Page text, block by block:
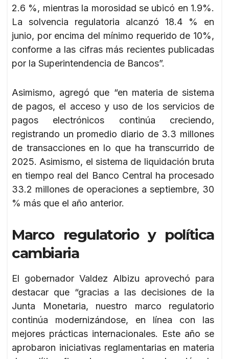
2.6 %, mientras la morosidad se ubicó en 1.9%.
La solvencia regulatoria alcanzó 18.4 % en
junio, por encima del mínimo requerido de 10%,
conforme a las cifras más recientes publicadas
por la Superintendencia de Bancos”.
Asimismo, agregó que “en materia de sistema
de pagos, el acceso y uso de los servicios de
pagos electrónicos continúa creciendo,
registrando un promedio diario de 3.3 millones
de transacciones en lo que ha transcurrido de
2025. Asimismo, el sistema de liquidación bruta
en tiempo real del Banco Central ha procesado
33.2 millones de operaciones a septiembre, 30
% más que el año anterior.
Marco regulatorio y política
cambiaria
El gobernador Valdez Albizu aprovechó para
destacar que “gracias a las decisiones de la
Junta Monetaria, nuestro marco regulatorio
continúa modernizándose, en línea con las
mejores prácticas internacionales. Este año se
aprobaron iniciativas reglamentarias en materia